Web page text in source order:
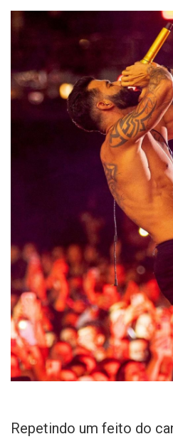
Repetindo um feito do